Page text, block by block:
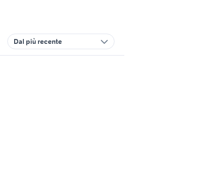
Dal più recente